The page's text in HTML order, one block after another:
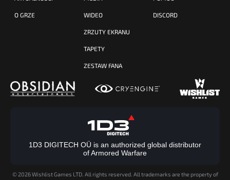
O GRZE WIDEO
ZRZUTY EKRANU
TAPETY
ZESTAW FANA
DISCORD
1D3 DIGITECH OÜ is an authorized global distributor
of Armored Warfare
© 2026 Wishlist Games LTD. All rights reserved. All trademarks are the property of